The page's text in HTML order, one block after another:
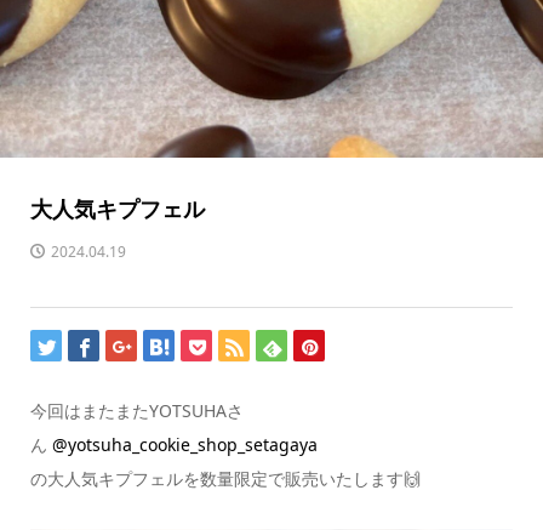
大人気キプフェル
2024.04.19
今回はまたまたYOTSUHAさ
ん @yotsuha_cookie_shop_setagaya
の大人気キプフェルを数量限定で販売いたします🙌